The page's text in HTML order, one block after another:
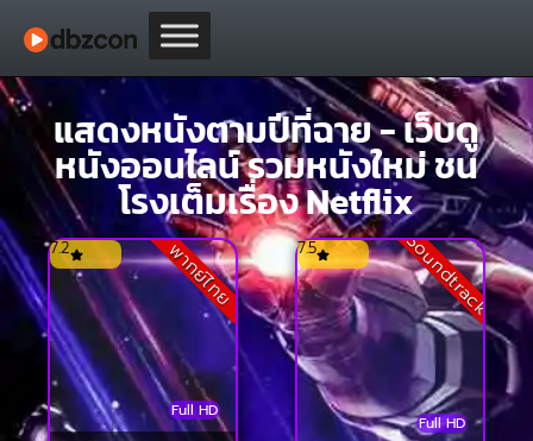
แสดงหนังตามปีที่ฉาย - เว็บดู
หนังออนไลน์ รวมหนังใหม่ ชน
โรงเต็มเรื่อง Netflix
พากย์ไทย
Full HD
7.2 Soundtrack
Full HD
7.5